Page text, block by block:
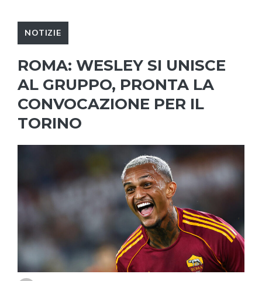
NOTIZIE
ROMA: WESLEY SI UNISCE
AL GRUPPO, PRONTA LA
CONVOCAZIONE PER IL
TORINO